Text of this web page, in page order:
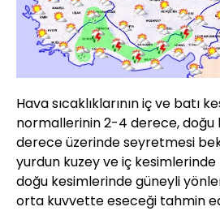
Hava sıcaklıklarının iç ve batı
normallerinin 2-4 derece,
derece üzerinde seyretmesi
yurdun kuzey ve iç kesimlerinde
doğu kesimlerinde güneyli
orta kuvvette eseceği tahmin